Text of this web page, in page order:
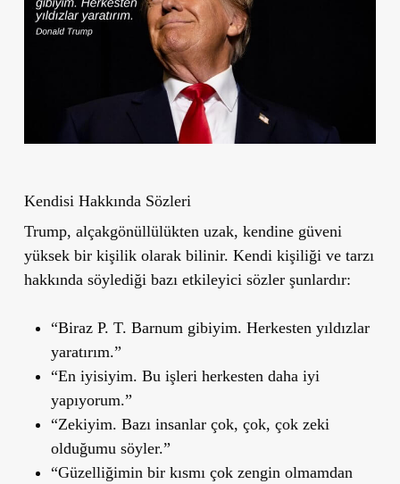
Kendisi Hakkında Sözleri
Trump, alçakgönüllülükten uzak, kendine güveni
yüksek bir kişilik olarak bilinir. Kendi kişiliği ve tarzı
hakkında söylediği bazı etkileyici sözler şunlardır:
“Biraz P. T. Barnum gibiyim. Herkesten yıldızlar
yaratırım.”
“En iyisiyim. Bu işleri herkesten daha iyi
yapıyorum.”
“Zekiyim. Bazı insanlar çok, çok, çok zeki
olduğumu söyler.”
“Güzelliğimin bir kısmı çok zengin olmamdan